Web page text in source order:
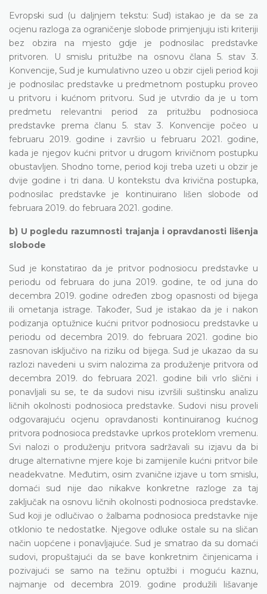
Evropski sud (u daljnjem tekstu: Sud) istakao je da se za
ocjenu razloga za ograničenje slobode primjenjuju isti kriteriji
bez obzira na mjesto gdje je podnosilac predstavke
pritvoren. U smislu pritužbe na osnovu člana 5. stav 3.
Konvencije, Sud je kumulativno uzeo u obzir cijeli period koji
je podnosilac predstavke u predmetnom postupku proveo
u pritvoru i kućnom pritvoru. Sud je utvrdio da je u tom
predmetu relevantni period za pritužbu podnosioca
predstavke prema članu 5. stav 3. Konvencije počeo u
februaru 2019. godine i završio u februaru 2021. godine,
kada je njegov kućni pritvor u drugom krivičnom postupku
obustavljen. Shodno tome, period koji treba uzeti u obzir je
dvije godine i tri dana. U kontekstu dva krivična postupka,
podnosilac predstavke je kontinuirano lišen slobode od
februara 2019. do februara 2021. godine.
b) U pogledu razumnosti trajanja i opravdanosti lišenja
slobode
Sud je konstatirao da je pritvor podnosiocu predstavke u
periodu od februara do juna 2019. godine, te od juna do
decembra 2019. godine određen zbog opasnosti od bijega
ili ometanja istrage. Također, Sud je istakao da je i nakon
podizanja optužnice kućni pritvor podnosiocu predstavke u
periodu od decembra 2019. do februara 2021. godine bio
zasnovan isključivo na riziku od bijega. Sud je ukazao da su
razlozi navedeni u svim nalozima za produženje pritvora od
decembra 2019. do februara 2021. godine bili vrlo slični i
ponavljali su se, te da sudovi nisu izvršili suštinsku analizu
ličnih okolnosti podnosioca predstavke. Sudovi nisu proveli
odgovarajuću ocjenu opravdanosti kontinuiranog kućnog
pritvora podnosioca predstavke uprkos proteklom vremenu.
Svi nalozi o produženju pritvora sadržavali su izjavu da bi
druge alternativne mjere koje bi zamijenile kućni pritvor bile
neadekvatne. Međutim, osim zvanične izjave u tom smislu,
domaći sud nije dao nikakve konkretne razloge za taj
zaključak na osnovu ličnih okolnosti podnosioca predstavke.
Sud koji je odlučivao o žalbama podnosioca predstavke nije
otklonio te nedostatke. Njegove odluke ostale su na sličan
način uopćene i ponavljajuće. Sud je smatrao da su domaći
sudovi, propuštajući da se bave konkretnim činjenicama i
pozivajući se samo na težinu optužbi i moguću kaznu,
najmanje od decembra 2019. godine produžili lišavanje